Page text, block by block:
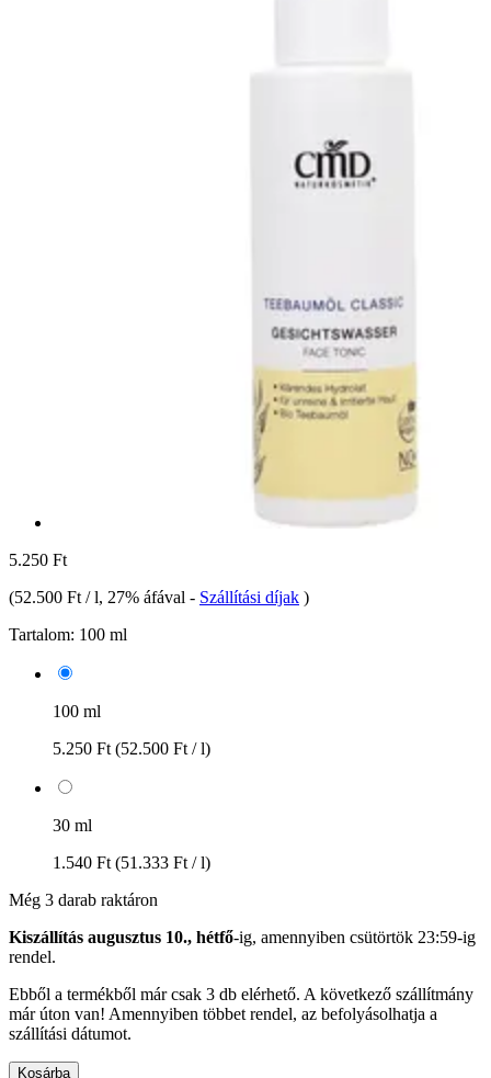
5.250 Ft
(52.500 Ft / l, 27% áfával - Szállítási díjak )
Tartalom: 100 ml
100 ml
5.250 Ft (52.500 Ft / l)
30 ml
1.540 Ft (51.333 Ft / l)
Még 3 darab raktáron
Kiszállítás augusztus 10., hétfő-ig, amennyiben csütörtök 23:59-ig
rendel.
Ebből a termékből már csak 3 db elérhető. A következő szállítmány
már úton van! Amennyiben többet rendel, az befolyásolhatja a
szállítási dátumot.
Kosárba